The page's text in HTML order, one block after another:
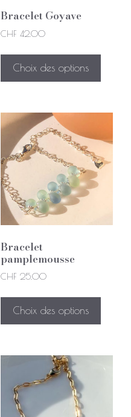
Bracelet Goyave
CHF 42.00
Choix des options
Bracelet
pamplemousse
CHF 25.00
Choix des options